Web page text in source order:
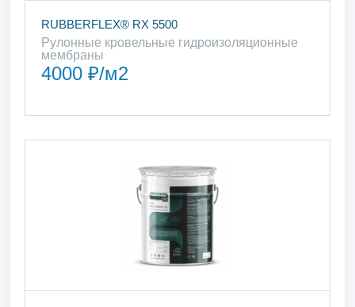
RUBBERFLEX® RX 5500
Рулонные кровельные гидроизоляционные
мембраны
4000 ₽/м2